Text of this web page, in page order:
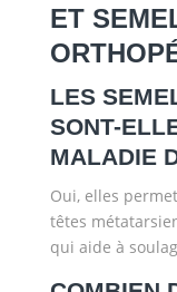
ET
LES
SONT-
MALADIE
Oui, elles
têtes
qui aide à